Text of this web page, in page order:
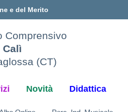
e del Merito
Comprensivo
Calì
(CT)
Novità Didattica